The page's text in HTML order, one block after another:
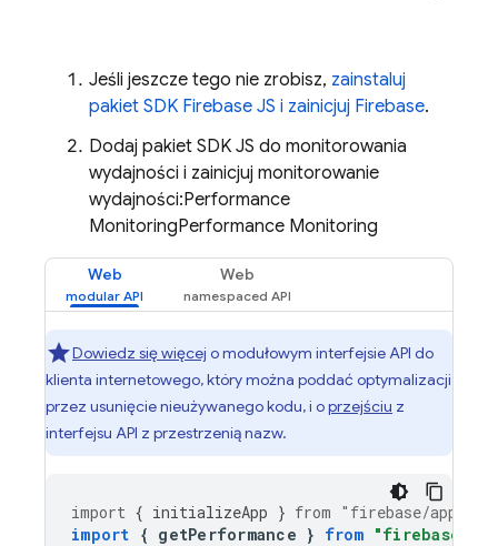
Jeśli jeszcze tego nie zrobisz, zainstaluj
pakiet SDK Firebase JS i zainicjuj Firebase.
Dodaj pakiet SDK JS do monitorowania
wydajności i zainicjuj monitorowanie
wydajności:Performance
MonitoringPerformance Monitoring
Web Web
Dowiedz się więcej o modułowym interfejsie API do
klienta internetowego, który można poddać optymalizacji
przez usunięcie nieużywanego kodu, i oprzejściu z
interfejsu API z przestrzenią nazw.
import { initializeApp } from "firebase/app"
import { getPerformance } from "firebase/